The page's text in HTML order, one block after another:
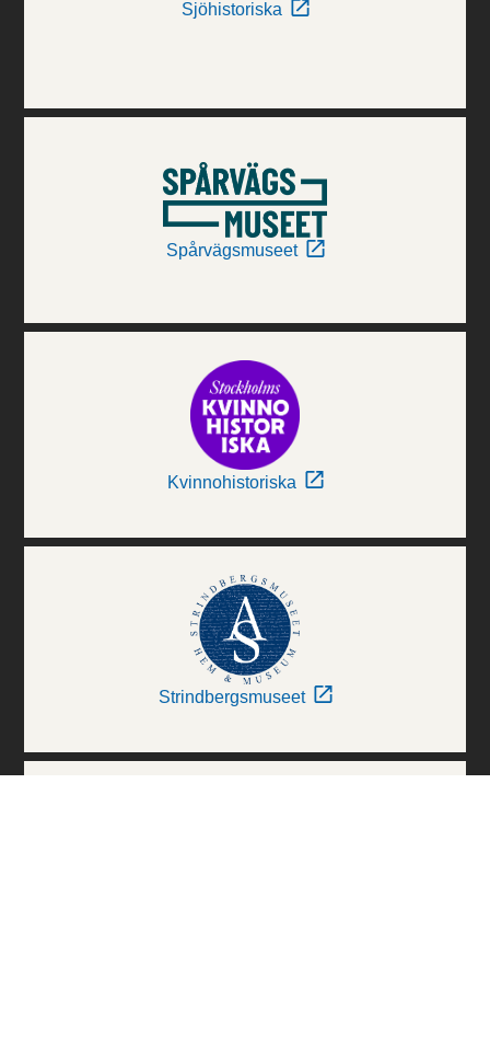
Sjöhistoriska
Spårvägsmuseet
Kvinnohistoriska
Strindbergsmuseet